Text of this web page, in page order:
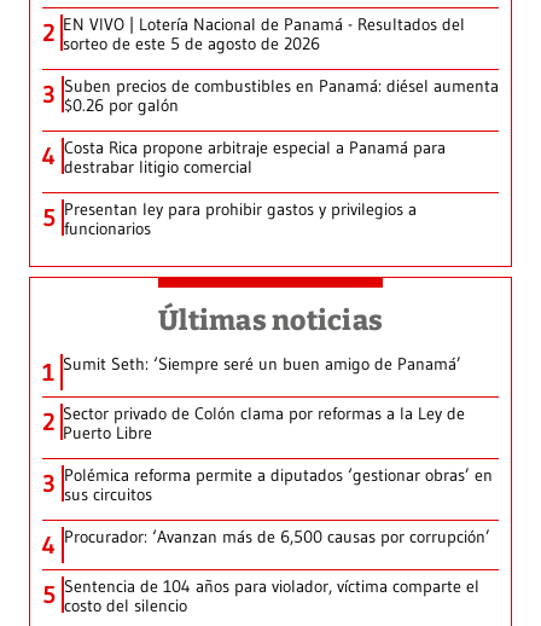
2 EN VIVO | Lotería Nacional de Panamá - Resultados del
sorteo de este 5 de agosto de 2026
3 Suben precios de combustibles en Panamá: diésel aumenta
$0.26 por galón
4 Costa Rica propone arbitraje especial a Panamá para
destrabar litigio comercial
5 Presentan ley para prohibir gastos y privilegios a
funcionarios
Últimas noticias
1 Sumit Seth: ‘Siempre seré un buen amigo de Panamá’
2 Sector privado de Colón clama por reformas a la Ley de
Puerto Libre
3 Polémica reforma permite a diputados ‘gestionar obras’ en
sus circuitos
4 Procurador: ‘Avanzan más de 6,500 causas por corrupción’
5 Sentencia de 104 años para violador, víctima comparte el
costo del silencio